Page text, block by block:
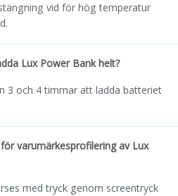
vid för hög temperatur
Lux Power Bank helt?
3 och 4 timmar att ladda batteriet
varumärkesprofilering av Lux
med tryck genom screentryck